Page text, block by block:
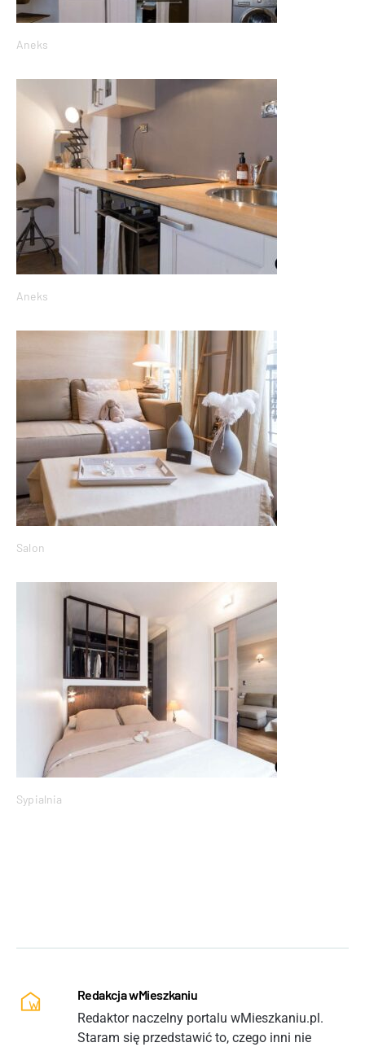
Aneks
Aneks
Salon
Sypialnia
Redakcja wMieszkaniu
Redaktor naczelny portalu wMieszkaniu.pl.
Staram się przedstawić to, czego inni nie